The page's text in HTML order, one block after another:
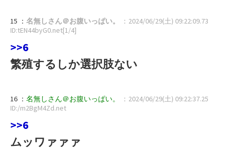
15 ： 名無しさん＠お腹いっぱい。
：2024/06/29(土) 09:22:09.73
ID:tEN44byG0.net[1/4]
>>6
繁殖するしか選択肢ない
16 ： 名無しさん＠お腹いっぱい。
：2024/06/29(土) 09:22:37.25
ID:/m2BgM4Zd.net
>>6
ムッワァァァ